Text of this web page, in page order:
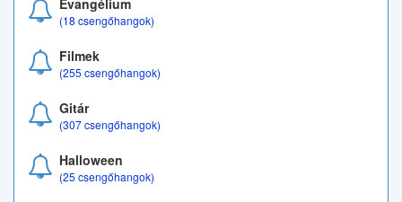
Evangélium
(18 csengőhangok)
Filmek
(255 csengőhangok)
Gitár
(307 csengőhangok)
Halloween
(25 csengőhangok)